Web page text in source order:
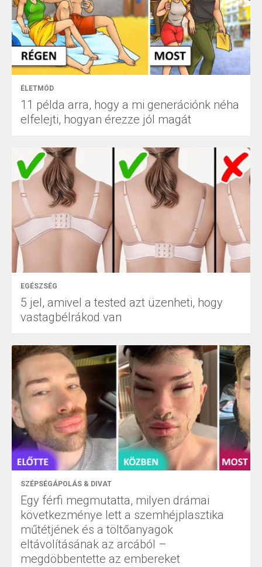
ÉLETMÓD
11 példa arra, hogy a mi generációnk néha
elfelejti, hogyan érezze jól magát
EGÉSZSÉG
5 jel, amivel a tested azt üzenheti, hogy
vastagbélrákod van
SZÉPSÉGÁPOLÁS & DIVAT
Egy férfi megmutatta, milyen drámai
következménye lett a szemhéjplasztika
műtétjének és a töltőanyagok
eltávolításának az arcából –
megdöbbentette az embereket